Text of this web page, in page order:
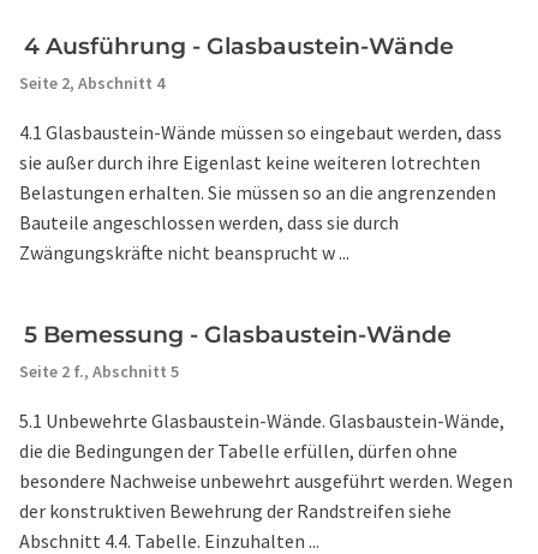
4 Ausführung - Glasbaustein-Wände
Seite 2, Abschnitt 4
4.1 Glasbaustein-Wände müssen so eingebaut werden, dass
sie außer durch ihre Eigenlast keine weiteren lotrechten
Belastungen erhalten. Sie müssen so an die angrenzenden
Bauteile angeschlossen werden, dass sie durch
Zwängungskräfte nicht beansprucht w ...
5 Bemessung - Glasbaustein-Wände
Seite 2 f., Abschnitt 5
5.1 Unbewehrte Glasbaustein-Wände. Glasbaustein-Wände,
die die Bedingungen der Tabelle erfüllen, dürfen ohne
besondere Nachweise unbewehrt ausgeführt werden. Wegen
der konstruktiven Bewehrung der Randstreifen siehe
Abschnitt 4.4. Tabelle. Einzuhalten ...